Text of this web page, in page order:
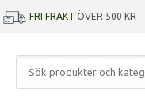
FRI FRAKT ÖVER 500 KR